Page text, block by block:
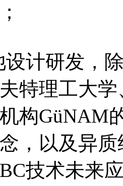
设计研发，
特理工大学
构GüNAM
，以及异
技术未来